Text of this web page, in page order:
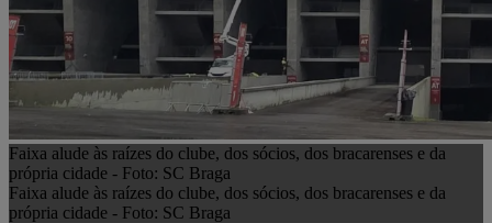
Faixa alude às raízes do clube, dos sócios, dos bracarenses e da
própria cidade - Foto: SC Braga
Faixa alude às raízes do clube, dos sócios, dos bracarenses e da
própria cidade - Foto: SC Braga